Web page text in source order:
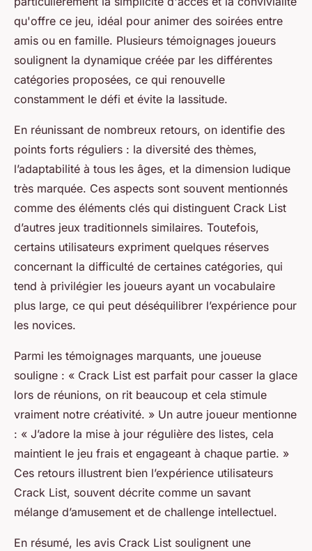
qu'offre ce jeu, idéal pour animer des soirées entre
amis ou en famille. Plusieurs témoignages joueurs
soulignent la dynamique créée par les différentes
catégories proposées, ce qui renouvelle
constamment le défi et évite la lassitude.
En réunissant de nombreux retours, on identifie des
points forts réguliers : la diversité des thèmes,
l’adaptabilité à tous les âges, et la dimension ludique
très marquée. Ces aspects sont souvent mentionnés
comme des éléments clés qui distinguent Crack List
d’autres jeux traditionnels similaires. Toutefois,
certains utilisateurs expriment quelques réserves
concernant la difficulté de certaines catégories, qui
tend à privilégier les joueurs ayant un vocabulaire
plus large, ce qui peut déséquilibrer l’expérience pour
les novices.
Parmi les témoignages marquants, une joueuse
souligne : « Crack List est parfait pour casser la glace
lors de réunions, on rit beaucoup et cela stimule
vraiment notre créativité. » Un autre joueur mentionne
: « J’adore la mise à jour régulière des listes, cela
maintient le jeu frais et engageant à chaque partie. »
Ces retours illustrent bien l’expérience utilisateurs
Crack List, souvent décrite comme un savant
mélange d’amusement et de challenge intellectuel.
En résumé, les avis Crack List soulignent une